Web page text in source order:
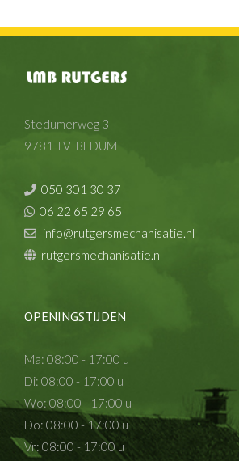
Stedumerweg 3
9781 TV BEDUM
050 301 30 37
06 22 65 29 65
info@rutgersmechanisatie.nl
rutgersmechanisatie.nl
OPENINGSTIJDEN
Ma: 08:00 - 17:00 u
Di: 08:00 - 17:00 u
Wo: 08:00 - 17:00 u
Do: 08:00 - 17:00 u
Vr: 08:00 - 17:00 u